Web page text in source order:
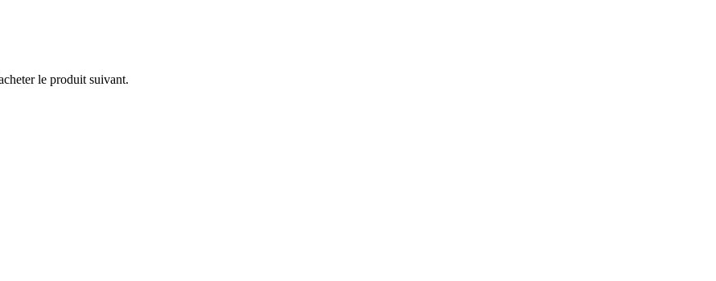
le produit suivant.